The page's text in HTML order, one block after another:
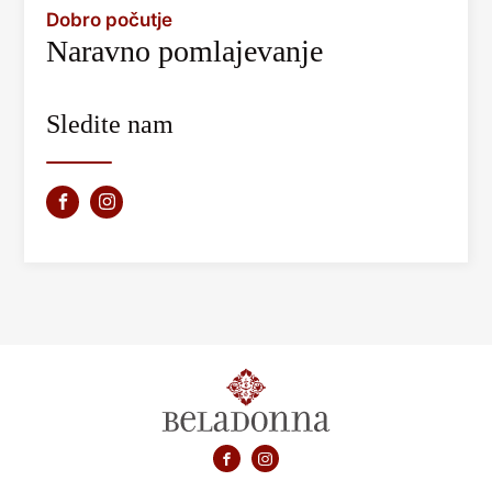
Dobro počutje
Naravno pomlajevanje
Sledite nam